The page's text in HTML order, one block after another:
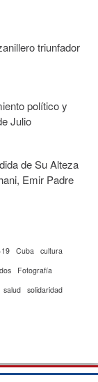
triunfador
político y
Julio
de Su Alteza
Emir Padre
Cuba
cultura
Fotografía
salud solidaridad